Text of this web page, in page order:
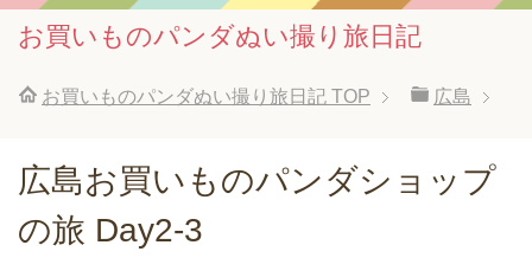
お買いものパンダぬい撮り旅日記
お買いものパンダぬい撮り旅日記 TOP 広島
広島お買いものパンダショップ
の旅 Day2-3